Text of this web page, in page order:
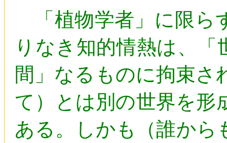
「植物学者」に限ら
りなき知的情熱は、
間」なるものに拘束
て）とは別の世界を形
ある。しかも（誰から